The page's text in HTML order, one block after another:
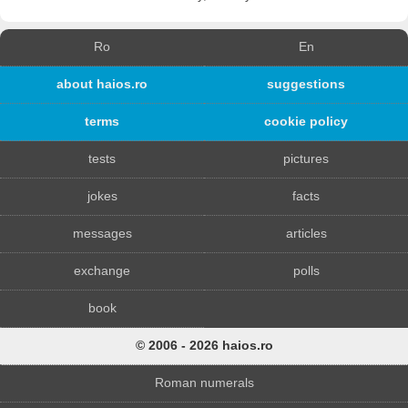
Ro En
about haios.ro suggestions
terms cookie policy
tests pictures
jokes facts
messages articles
exchange polls
book
© 2006 - 2026 haios.ro
Roman numerals